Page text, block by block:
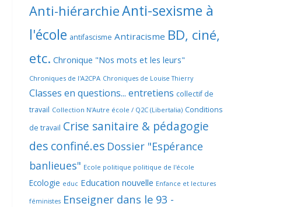
Anti-hiérarchieAnti-sexisme à
l'école antifascisme Antiracisme BD, ciné,
etc. Chronique "Nos mots et les leurs"
Chroniques de l'A2CPA Chroniques de Louise Thierry
Classes en questions... entretiens collectif de
travail Collection N'Autre école / Q2C (Libertalia) Conditions
de travail Crise sanitaire & pédagogie
des confiné.es Dossier "Espérance
banlieues" Ecole politique politique de l'école
Ecologie educ Education nouvelle Enfance et lectures
féministes Enseigner dans le 93 -